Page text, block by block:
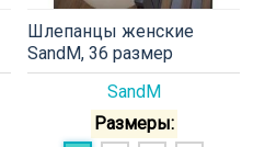
SandM
Шлепанцы женские
SandM, 36 размер
Размеры: